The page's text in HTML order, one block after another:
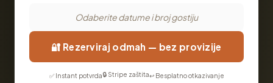
Odaberite datume i broj gostiju
🔐 Rezerviraj odmah — bez provizije
✅ Instant potvrda🔒 Stripe zaštita↩️ Besplatno otkazivanje